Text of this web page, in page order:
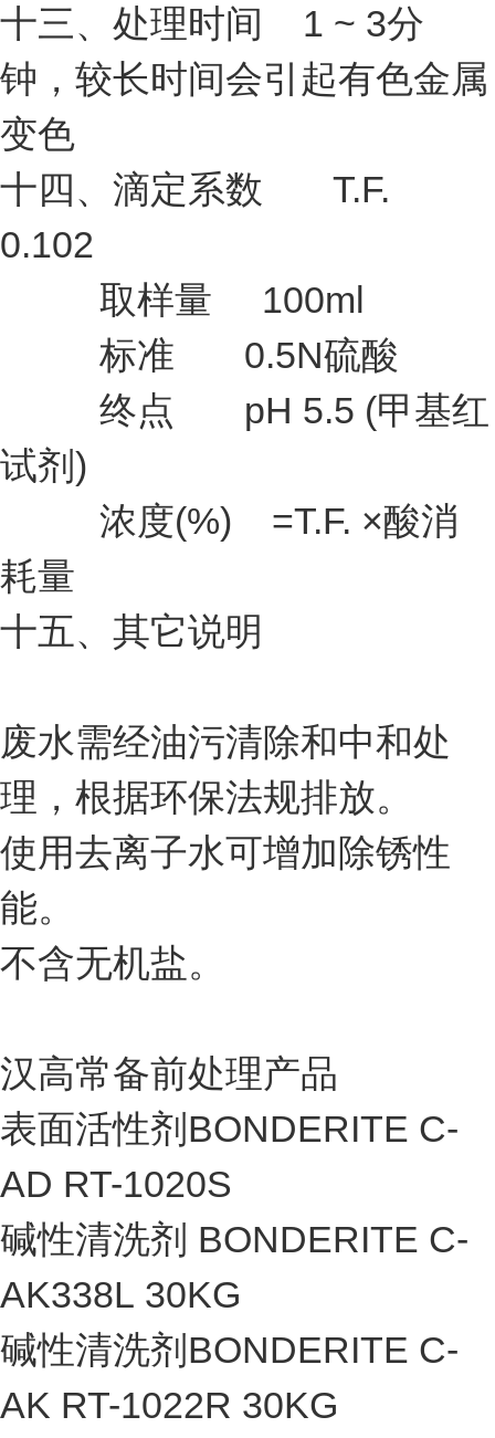
十三、处理时间 1 ~ 3分
钟，较长时间会引起有色金属
变色
十四、滴定系数 T.F.
0.102
取样量 100ml
标准 0.5N硫酸
终点 pH 5.5 (甲基红
试剂)
浓度(%) =T.F. ×酸消
耗量
十五、其它说明
废水需经油污清除和中和处
理，根据环保法规排放。
使用去离子水可增加除锈性
能。
不含无机盐。
汉高常备前处理产品
表面活性剂BONDERITE C-
AD RT-1020S
碱性清洗剂 BONDERITE C-
AK338L 30KG
碱性清洗剂BONDERITE C-
AK RT-1022R 30KG